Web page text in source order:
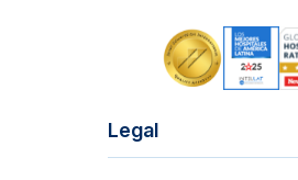
Legal